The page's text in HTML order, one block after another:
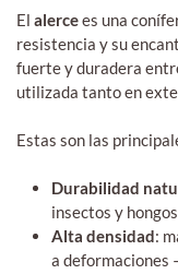
El alercees una
resistencia y su
fuerte y duradera
utilizada tanto en
Estas son las
Durabilidad
insectos y
Alta densidad:
a